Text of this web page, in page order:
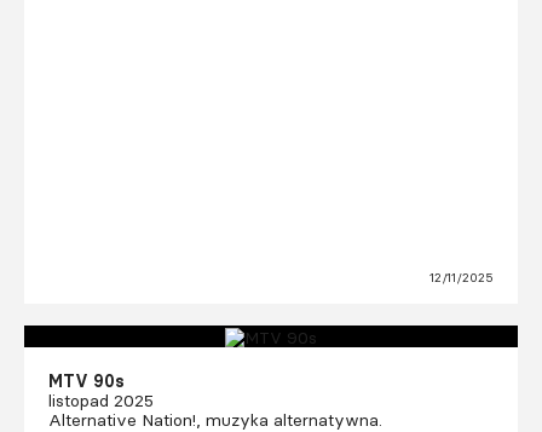
12/11/2025
MTV 90s
listopad 2025
Alternative Nation!, muzyka alternatywna.